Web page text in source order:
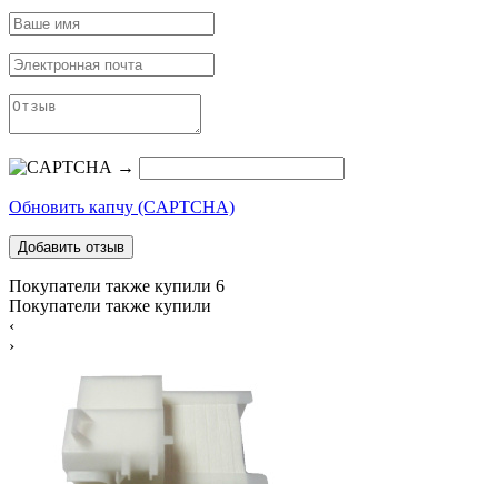
→
Обновить капчу (CAPTCHA)
Покупатели также купили 6
Покупатели также купили
‹
›